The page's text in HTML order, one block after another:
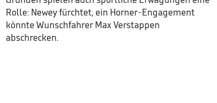
Rolle: Newey fürchtet, ein Horner-Engagement
könnte Wunschfahrer Max Verstappen
abschrecken.